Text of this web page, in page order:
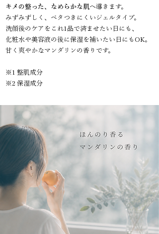
キメの整った、なめらかな肌へ導きます。
みずみずしく、ベタつきにくいジェルタイプ。
洗顔後のケアをこれ1品で済ませたい日にも、
化粧水や美容液の後に保湿を補いたい日にもOK。
甘く爽やかなマンダリンの香りです。
※1 整肌成分
※2 保湿成分